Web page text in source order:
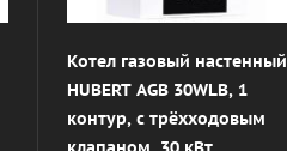
Котел газовый настенный
HUBERT AGB 30WLB, 1
контур, с трёхходовым